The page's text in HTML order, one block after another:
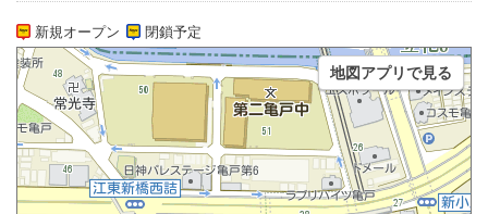
新規オープン 閉鎖予定
地図アプリで見る